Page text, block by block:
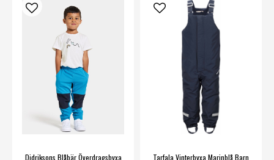
Didriksons Blåbär Överdragsbyxa
Tarfala Vinterbyxa Marinblå Barn